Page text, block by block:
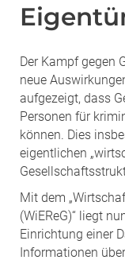
Der Kampf gegen
neue
aufgezeigt, dass
Personen für
können. Dies
eigentlichen
Mit dem
(WiEReG)“ liegt
Einrichtung einer
Informationen